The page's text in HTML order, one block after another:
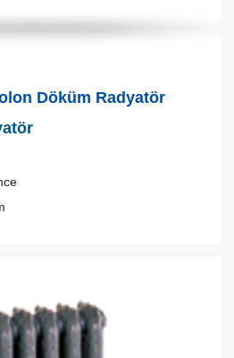
Döküm Radyatör